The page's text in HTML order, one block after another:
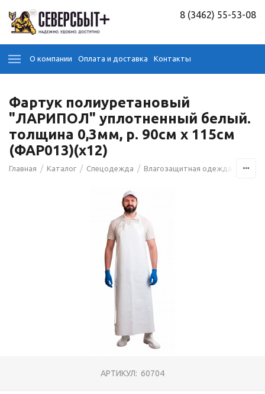
8 (3462) 55-53-08
О компании Оплата и доставка Контакты
Фартук полиуретановый
"ЛАРИПОЛ" уплотненный белый.
толщина 0,3мм, р. 90см х 115см
(ФАР013)(х12)
Главная / Каталог / Спецодежда / Влагозащитная одежда
АРТИКУЛ: 60704